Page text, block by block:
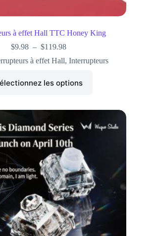
à effet Hall TTC Honey King
$9.98 – $119.98
à effet Hall,Interrupteurs
les options